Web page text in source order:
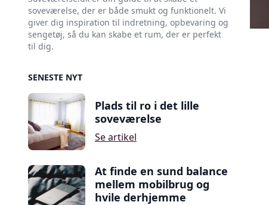
soveværelse, der er både smukt og funktionelt. Vi
giver dig inspiration til indretning, opbevaring og
sengetøj, så du kan skabe et rum, der er perfekt
til dig.
SENESTE NYT
Plads til ro i det lille
soveværelse
Se artikel
At finde en sund balance
mellem mobilbrug og
hvile derhjemme